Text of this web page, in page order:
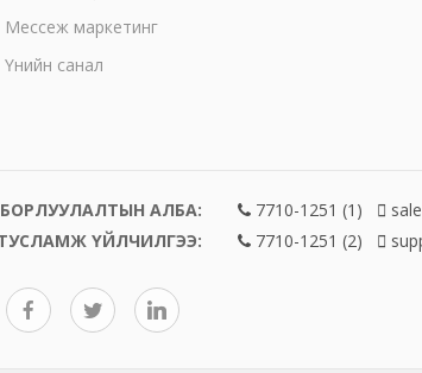
Mессеж маркетинг
Үнийн санал
БОРЛУУЛАЛТЫН АЛБА: 7710-1251 (1)
ҮЙЛЧИЛГЭЭ:
7710-1251 (2)